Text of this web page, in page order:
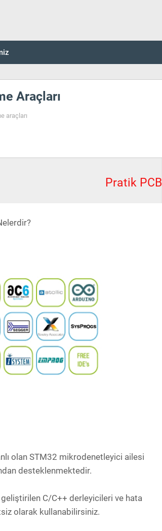
Araçları
araçları
Pratik PCB
olan STM32 mikrodenetleyici ailesi
desteklenmektedir.
C/C++ derleyicileri ve hata
olarak kullanabilirsiniz.